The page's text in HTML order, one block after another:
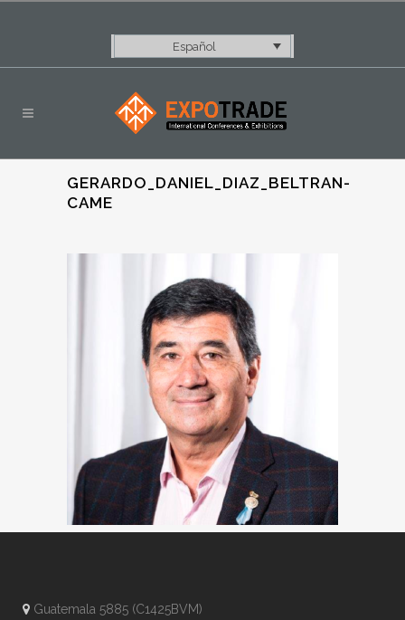
Español
GERARDO_DANIEL_DIAZ_BELTRAN-
CAME
Guatemala 5885 (C1425BVM)